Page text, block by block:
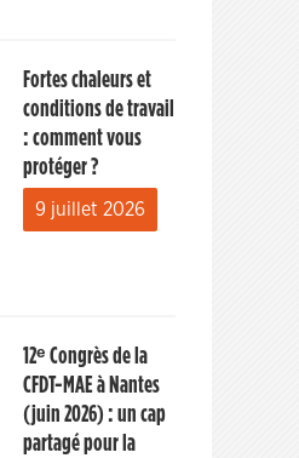
Fortes chaleurs et
conditions de travail
: comment vous
protéger ?
9 juillet 2026
12ᵉ Congrès de la
CFDT-MAE à Nantes
(juin 2026) : un cap
partagé pour la